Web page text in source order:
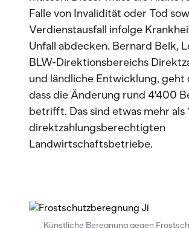
Falle von Invalidität oder Tod
Verdienstausfall infolge
Unfall abdecken. Bernard Belk,
BLW-Direktionsbereichs
und ländliche Entwicklung, geht
dass die Änderung rund 4'400
betrifft. Das sind etwas mehr als
direktzahlungsberechtigten
Landwirtschaftsbetriebe.
Künstliche Beregnung gegen